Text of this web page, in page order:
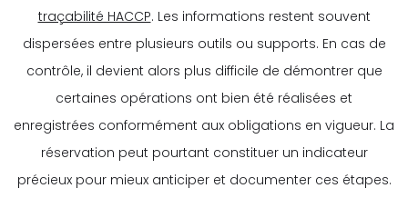
traçabilité HACCP. Les informations restent souvent
dispersées entre plusieurs outils ou supports. En cas de
contrôle, il devient alors plus difficile de démontrer que
certaines opérations ont bien été réalisées et
enregistrées conformément aux obligations en vigueur. La
réservation peut pourtant constituer un indicateur
précieux pour mieux anticiper et documenter ces étapes.